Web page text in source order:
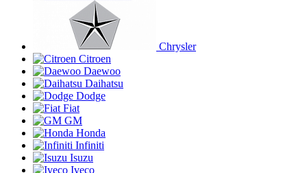
Chrysler
Citroen
Daewoo
Daihatsu
Dodge
Fiat
GM
Honda
Infiniti
Isuzu
Iveco